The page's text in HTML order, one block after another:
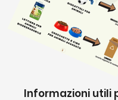
Informazioni utili